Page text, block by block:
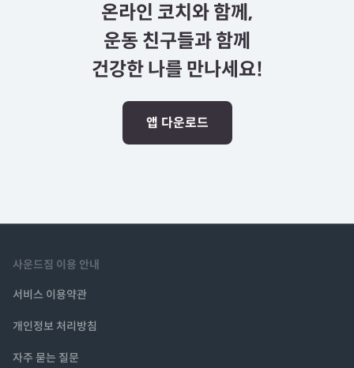
온라인 코치와 함께,
운동 친구들과 함께
건강한 나를 만나세요!
앱 다운로드
사운드짐 이용 안내
서비스 이용약관
개인정보 처리방침
자주 묻는 질문